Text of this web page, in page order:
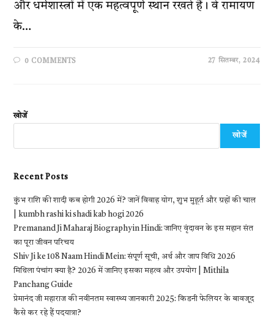
और धर्मशास्त्रों में एक महत्वपूर्ण स्थान रखते हैं। वे रामायण
के…
0 COMMENTS 27 सितम्बर, 2024
खोजें
खोजें
Recent Posts
कुंभ राशि की शादी कब होगी 2026 में? जानें विवाह योग, शुभ मुहूर्त और ग्रहों की चाल
| kumbh rashi ki shadi kab hogi 2026
Premanand Ji Maharaj Biography in Hindi: जानिए वृंदावन के इस महान संत
का पूरा जीवन परिचय
Shiv Ji ke 108 Naam Hindi Mein: संपूर्ण सूची, अर्थ और जाप विधि 2026
मिथिला पंचांग क्या है? 2026 में जानिए इसका महत्व और उपयोग | Mithila
Panchang Guide
प्रेमानंद जी महाराज की नवीनतम स्वास्थ्य जानकारी 2025: किडनी फेलियर के बावजूद
कैसे कर रहे हैं पदयात्रा?